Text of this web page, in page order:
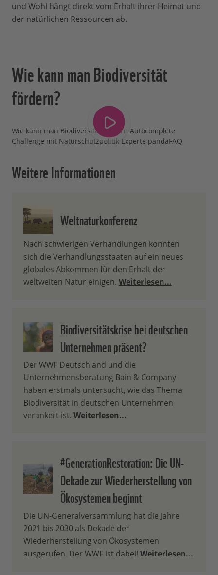
und Wohl hängt direkt vom Erhalt ihrer Heimat und
der natürlichen Ressourcen ab.
Wie kann man Biodiversität
fördern?
Wie kann man Biodiversität fördern Autocomplete
Challenge mit Naturschutzpolitik Experte pandaFAQ
Weitere Informationen
Weltnaturkonferenz
Nach schwierigen Verhandlungen konnten
sich die Verhandlungsstaaten auf ein neues
globales Abkommen für den Erhalt der
weltweiten Natur einigen. Weiterlesen...
Biodiversitätskrise bei deutschen
Unternehmen präsent?
Der WWF Deutschland und die
Unternehmensberatung Bain & Company
haben erstmals untersucht, wie das Thema
Biodiversität in deutschen Unternehmen
verankert ist. Weiterlesen...
#GenerationRestoration: Die UN-
Dekade zur Wiederherstellung von
Ökosystemen beginnt
Die UN-Generalversammlung hat die Jahre
2021 bis 2030 als Dekade der
Wiederherstellung von Ökosystemen
ausgerufen. Der WWF ist dabei! Weiterlesen...